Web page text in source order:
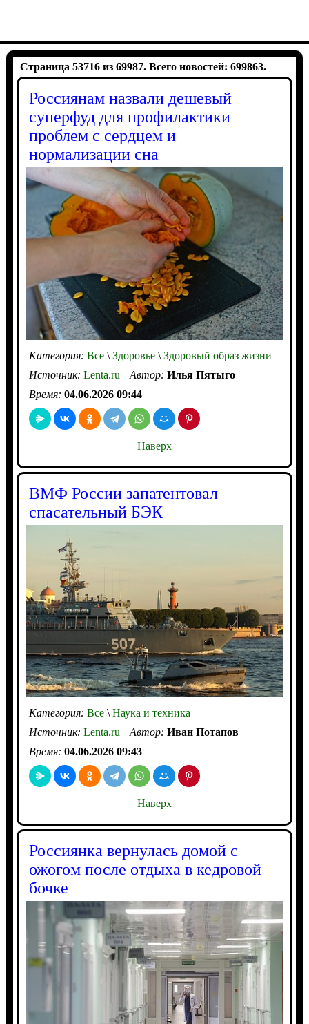
Страница 53716 из 69987. Всего новостей: 699863.
Россиянам назвали дешевый
суперфуд для профилактики
проблем с сердцем и
нормализации сна
Категория: Все\Здоровье\Здоровый образ жизни
Источник: Lenta.ru Автор: Илья Пятыго
Время: 04.06.2026 09:44
Наверх
ВМФ России запатентовал
спасательный БЭК
Категория: Все\Наука и техника
Источник: Lenta.ru Автор: Иван Потапов
Время: 04.06.2026 09:43
Наверх
Россиянка вернулась домой с
ожогом после отдыха в кедровой
бочке